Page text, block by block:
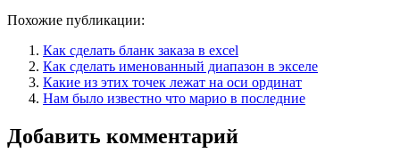
Похожие публикации:
Как сделать бланк заказа в excel
Как сделать именованный диапазон в экселе
Какие из этих точек лежат на оси ординат
Нам было известно что марио в последние
Добавить комментарий